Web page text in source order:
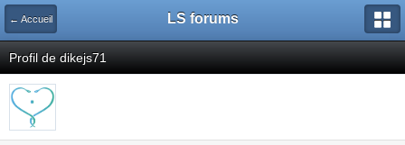
← Accueil LS forums
Profil de dikejs71